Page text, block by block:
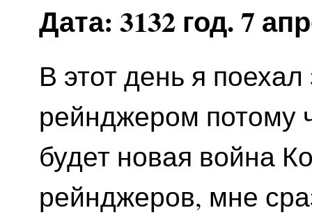
Дата: 3132 год. 7
В этот день я
рейнджером потому
будет новая война
рейнджеров, мне